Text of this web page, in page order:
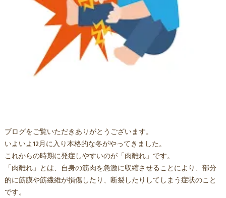
ブログをご覧いただきありがとうございます。
いよいよ12月に入り本格的な冬がやってきました。
これからの時期に発症しやすいのが「肉離れ」です。
「肉離れ」とは、自身の筋肉を急激に収縮させることにより、部分
的に筋膜や筋繊維が損傷したり、断裂したりしてしまう症状のこと
です。